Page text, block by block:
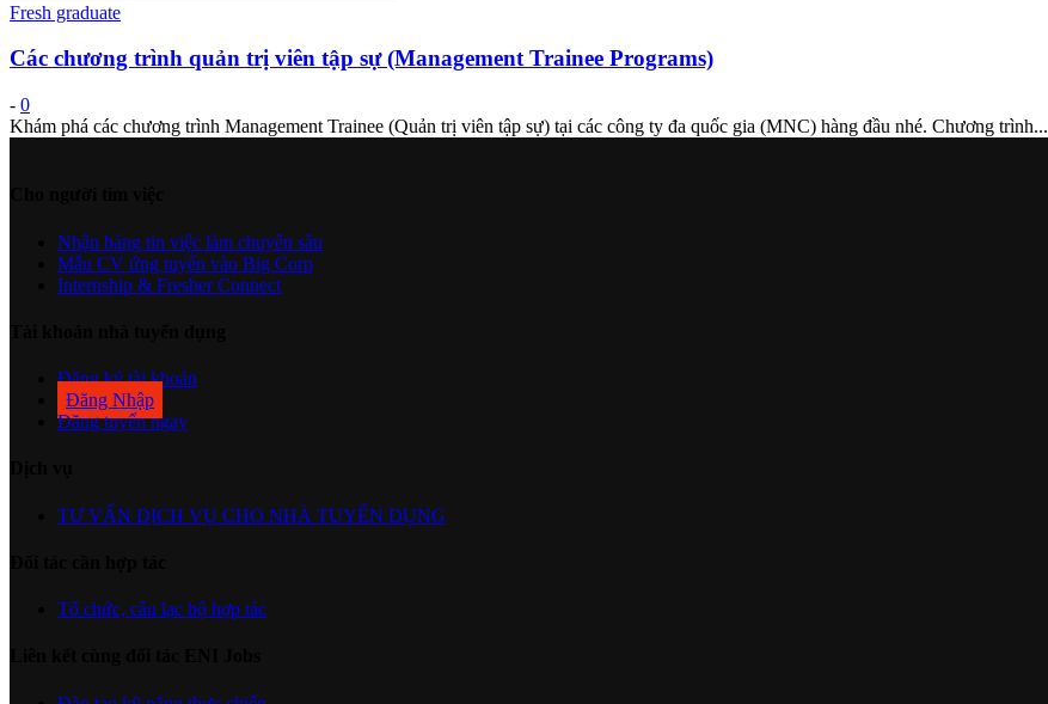
Fresh graduate
Các chương trình quản trị viên tập sự (Management Trainee Programs)
- 0
Khám phá các chương trình Management Trainee (Quản trị viên tập sự) tại các công ty đa quốc gia (MNC) hàng đầu nhé. Chương trình...
Nhận bảng tin việc làm chuyên sâu
Mẫu CV ứng tuyển vào Big Corp
Internship & Fresher Connect
Đăng ký tài khoản
Đăng Nhập
Đăng tuyển ngay
TƯ VẤN DỊCH VỤ CHO NHÀ TUYỂN DỤNG
Tổ chức, câu lạc bộ hợp tác